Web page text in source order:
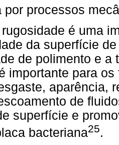
por processos
é uma
da superfície
de polimento e a
importante para
aparência,
de
superfície e
bacteriana25.